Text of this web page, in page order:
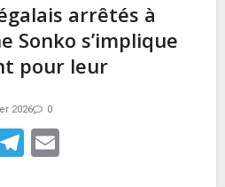
arrêtés à
Sonko s’implique
pour leur
2026 0
Telegram